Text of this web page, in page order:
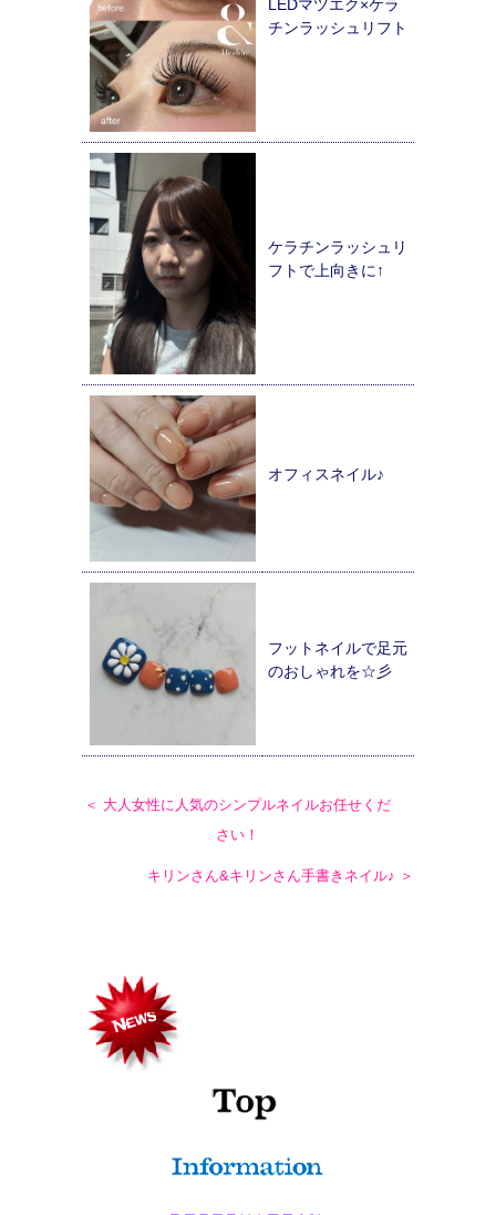
LEDマツエク×ケラ
チンラッシュリフト
ケラチンラッシュリ
フトで上向きに↑
オフィスネイル♪
フットネイルで足元
のおしゃれを☆彡
＜ 大人女性に人気のシンプルネイルお任せくだ
さい！
キリンさん&キリンさん手書きネイル♪ ＞